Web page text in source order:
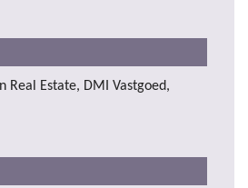
Real Estate, DMI Vastgoed,